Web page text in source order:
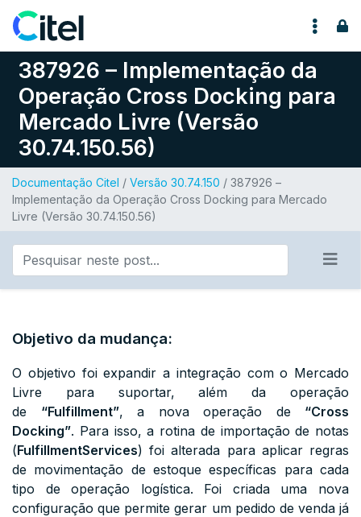
Pular para o conteúdo
387926 – Implementação da
Operação Cross Docking para
Mercado Livre (Versão
30.74.150.56)
Documentação Citel / Versão 30.74.150 / 387926 –
Implementação da Operação Cross Docking para Mercado
Livre (Versão 30.74.150.56)
Objetivo da mudança:
O objetivo foi expandir a integração com o Mercado
Livre para suportar, além da operação
de “Fulfillment”, a nova operação de “Cross
Docking”. Para isso, a rotina de importação de notas
(FulfillmentServices) foi alterada para aplicar regras
de movimentação de estoque específicas para cada
tipo de operação logística. Foi criada uma nova
configuração que permite gerar um pedido de venda já